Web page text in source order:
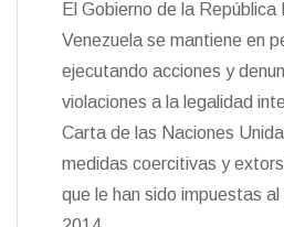
El Gobierno de la República
Venezuela se mantiene en
ejecutando acciones y
violaciones a la legalidad
Carta de las Naciones
medidas coercitivas y
que le han sido impuestas